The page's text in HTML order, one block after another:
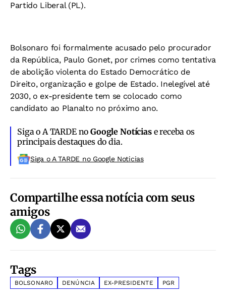
Partido Liberal (PL).
Bolsonaro foi formalmente acusado pelo procurador
da República, Paulo Gonet, por crimes como tentativa
de abolição violenta do Estado Democrático de
Direito, organização e golpe de Estado. Inelegível até
2030, o ex-presidente tem se colocado como
candidato ao Planalto no próximo ano.
Siga o A TARDE noGoogle Notíciase receba os
principais destaques do dia.
Siga o A TARDE no Google Noticias
Compartilhe essa notícia com seus
amigos
Tags
BOLSONARO DENÚNCIA EX-PRESIDENTE PGR